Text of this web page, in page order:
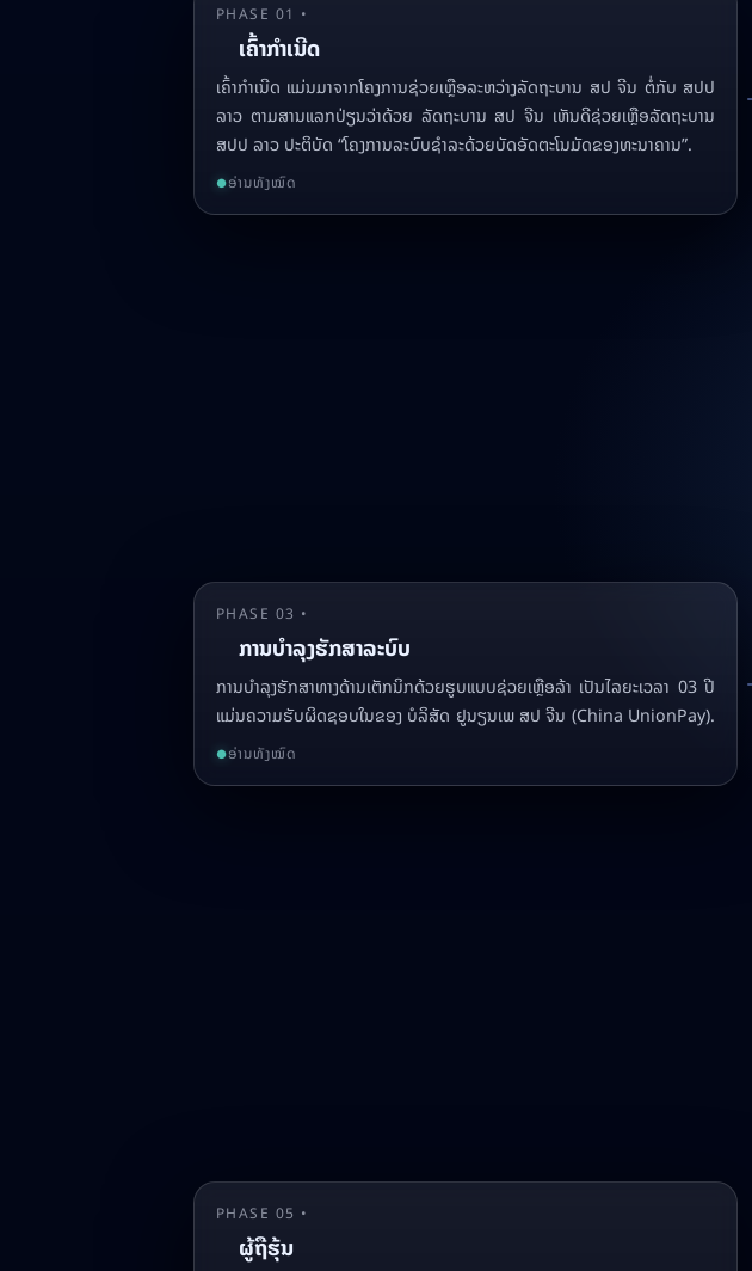
PHASE 01 •
ເຄົ້າກໍາເນີດ
ເຄົ້າກໍາເນີດ ແມ່ນມາຈາກໂຄງການຊ່ວຍເຫຼືອລະຫວ່າງລັດຖະບານ ສປ ຈີນ ຕໍ່ກັບ ສປປ
ລາວ ຕາມສານແລກປ່ຽນວ່າດ້ວຍ ລັດຖະບານ ສປ ຈີນ ເຫັນດີຊ່ວຍເຫຼືອລັດຖະບານ
ສປປ ລາວ ປະຕິບັດ “ໂຄງການລະບົບຊຳລະດ້ວຍບັດອັດຕະໂນມັດຂອງທະນາຄານ”.
●ອ່ານທັງໝົດ
PHASE 03 •
ການບຳລຸງຮັກສາລະບົບ
ການບໍາລຸງຮັກສາທາງດ້ານເຕັກນິກດ້ວຍຮູບແບບຊ່ວຍເຫຼືອລ້າ ເປັນໄລຍະເວລາ 03 ປີ
ແມ່ນຄວາມຮັບຜິດຊອບໃນຂອງ ບໍລິສັດ ຢູນຽນເພ ສປ ຈີນ (China UnionPay).
●ອ່ານທັງໝົດ
PHASE 05 •
ຜູ້ຖືຮຸ້ນ